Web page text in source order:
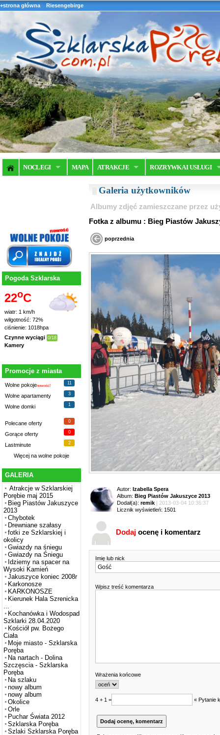
+strona główna Riesengebirge
NOCLEGI MAPA ATRAKCJE ROZRYWKA I USŁUGI
Pogoda Szklarska
22oC
wiatr: 1 km/h
wilgotność: 72%
ciśnienie: 1018hpa
Czynne wyciągi 0/18
Kamery
Promocje z miasta
Wolne pokojenowość!
11
Wolne apartamenty 3
Wolne domki 1
Polecane oferty 0
Gorące oferty 0
Lastminute 2
Więcej na wolne pokoje
GALERIA
Atrakcje w Szklarskiej
Porębie maj 2015
Bieg Piastów Jakuszyce
2013
Chybotek
Drewniane szałasy
fotki ze Szklarskiej i
okolicy
Gwiazdy na śniegu
Gwiazdy na Śniegu
Idziemy na spacer na
Wysoki Kamień
Jakuszyce koniec 2008r
Karkonosze
KARKONOSZE
Kierunek Hala Szrenicka
...
Kochanówka i Wodospad
Szklarki 28.04.2020
Kościół pw. Bożego
Ciała
Moje miasto - Szklarska
Poręba
Na nartach - Dolina
Szczęscia - Szklarska
Poręba
Na szlaku
nowy album
nowy album
Okolice
Orle
Puchar Świata 2012
Szklarska Poręba
Szlaki Szklarska Poręba
Galeria użytkowników
Albumy zdjęć zamieszczane przez
Fotka z albumu : Bieg Piastów
poprzednia
Autor: Izabella Spera
Album: Bieg Piastów Jakuszyce 2013
Dodał(a): remik | 2013-03-04 10:36:37
Licznik wyświetleń: 1501
Dodaj ocenę i komentarz
Imię lub nick
Wpisz treść komentarza
Wrażenia końcowe
4 + 1 = « Pytanie